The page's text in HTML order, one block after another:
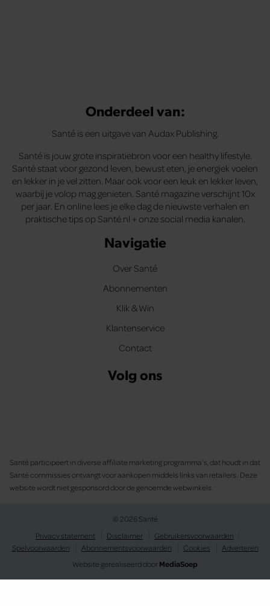
Onderdeel van:
Santé is een uitgave van Audax Publishing.
Santé is jouw grote inspiratiebron voor een healthy lifestyle.
Santé staat voor gezond leven, bewust eten, je energiek voelen
en lekker in je vel zitten. Maar ook voor een leuk en lekker leven,
waarbij je volop mag genieten. Santé magazine verschijnt 10x
per jaar. En online lees je elke dag de nieuwste verhalen en
praktische tips op Santé.nl + onze social media kanalen.
Navigatie
Over Santé
Abonnementen
Klik & Win
Klantenservice
Contact
Volg ons
Santé participeert in diverse affiliate marketing programma’s, dat houdt in dat
Santé commissies ontvangt voor aankopen middels links van retailers. Deze
website wordt niet gesponsord door de genoemde webwinkels.
© 2026 Santé
Privacy statement
Disclaimer
Gebruikersvoorwaarden
Spelvoorwaarden
Abonnementsvoorwaarden Cookies
Adverteren
Website gerealiseerd doorMediaSoep